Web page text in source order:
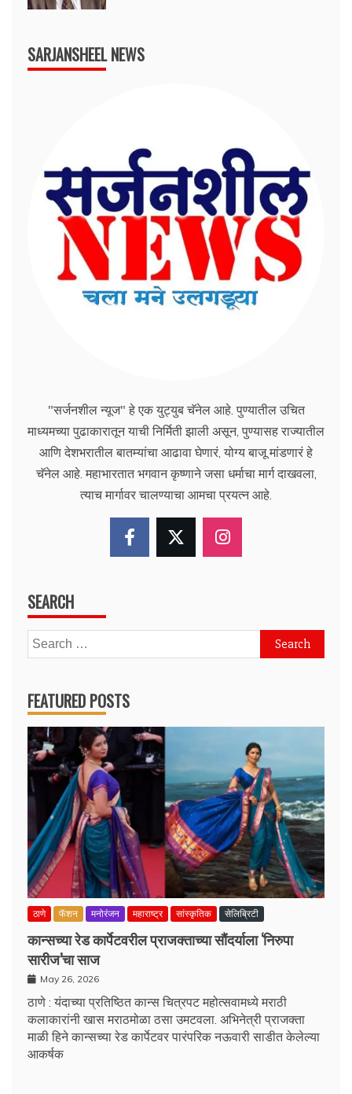
SARJANSHEEL NEWS
"सर्जनशील न्यूज" हे एक युट्युब चॅनेल आहे. पुण्यातील उचित
माध्यमच्या पुढाकारातून याची निर्मिती झाली असून, पुण्यासह राज्यातील
आणि देशभरातील बातम्यांचा आढावा घेणारं, योग्य बाजू मांडणारं हे
चॅनेल आहे. महाभारतात भगवान कृष्णाने जसा धर्माचा मार्ग दाखवला,
त्याच मार्गावर चालण्याचा आमचा प्रयत्न आहे.
SEARCH
Search
for:
FEATURED POSTS
ठाणे फॅशन मनोरंजन महाराष्ट्र सांस्कृतिक सेलिब्रिटी
कान्सच्या रेड कार्पेटवरील प्राजक्ताच्या सौंदर्याला ‘निरुपा
सारीज’चा साज
May 26, 2026
ठाणे : यंदाच्या प्रतिष्ठित कान्स चित्रपट महोत्सवामध्ये मराठी
कलाकारांनी खास मराठमोळा ठसा उमटवला. अभिनेत्री प्राजक्ता
माळी हिने कान्सच्या रेड कार्पेटवर पारंपरिक नऊवारी साडीत केलेल्या
आकर्षक